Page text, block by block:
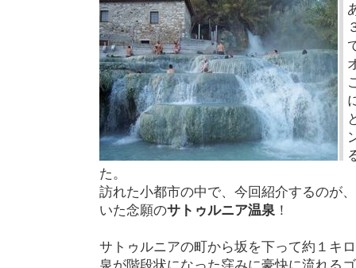
た。
訪れた小都市の中で、今回紹介するのが
いた念願のサトゥルニア温泉 ！
サトゥルニアの町から坂を下って約１キ
泉が階段状になった窪みに豪快に流れる